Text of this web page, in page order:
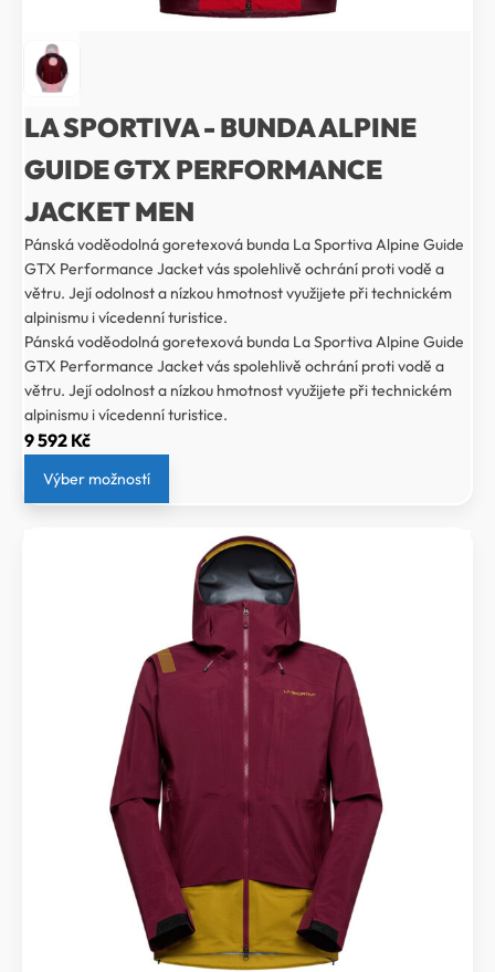
LA SPORTIVA - BUNDA ALPINE
GUIDE GTX PERFORMANCE
JACKET MEN
Pánská voděodolná goretexová bunda La Sportiva Alpine Guide
GTX Performance Jacket vás spolehlivě ochrání proti vodě a
větru. Její odolnost a nízkou hmotnost využijete při technickém
alpinismu i vícedenní turistice.
Pánská voděodolná goretexová bunda La Sportiva Alpine Guide
GTX Performance Jacket vás spolehlivě ochrání proti vodě a
větru. Její odolnost a nízkou hmotnost využijete při technickém
alpinismu i vícedenní turistice.
9 592 Kč
Výber možností